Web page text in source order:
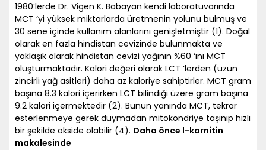
1980’lerde Dr. Vigen K. Babayan kendi laboratuvarında
MCT ’yi yüksek miktarlarda üretmenin yolunu bulmuş ve
30 sene içinde kullanım alanlarını genişletmiştir (1). Doğal
olarak en fazla hindistan cevizinde bulunmakta ve
yaklaşık olarak hindistan cevizi yağının %60 ‘ını MCT
oluşturmaktadır. Kalori değeri olarak LCT ‘lerden (uzun
zincirli yağ asitleri) daha az kaloriye sahiptirler. MCT gram
başına 8.3 kalori içerirken LCT bilindiği üzere gram başına
9.2 kalori içermektedir (2). Bunun yanında MCT, tekrar
esterlenmeye gerek duymadan mitokondriye taşınıp hızlı
bir şekilde okside olabilir (4). Daha önce l-karnitin
makalesinde